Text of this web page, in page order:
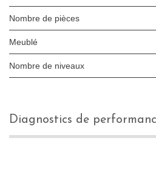
Nombre de pièces
Meublé
Nombre de niveaux
diagnostics de